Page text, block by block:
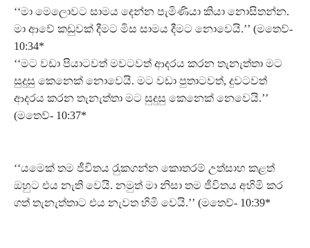
‘‘මා මෙලොවට සාමය දෙන්න පැමිණියා කියා නොසිතන්න.
මා ආවේ කඩුවක් දීමට මිස සාමය දීමට නොවෙයි.’’ (මතෙව්-
10:34*
‘‘මට වඩා පියාටවත් මවටවත් ආදරය කරන තැනැත්තා මට
සුදුසු කෙනෙක් නොවෙයි. මට වඩා පුතාටවත්, දුවටවත්
ආදරය කරන තැනැත්තා මට සුදුසු කෙනෙක් නෙවෙයි.’’
(මතෙව්- 10:37*
‘‘යමෙක් තම ජීවිතය රැුකගන්න කොතරම් උත්සාහ කළත්
ඔහුට එය නැති වෙයි. නමුත් මා නිසා තම ජීවිතය අහිමි කර
ගත් තැනැත්තාට එය නැවත හිමි වෙයි.’’ (මතෙව්- 10:39*